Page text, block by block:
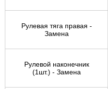
Рулевая тяга правая -
Замена
Рулевой наконечник
(1шт.) - Замена